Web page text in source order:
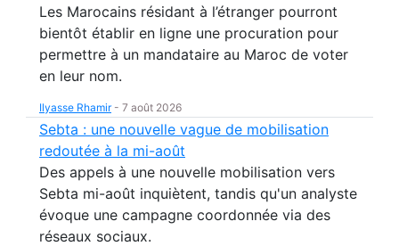
Les Marocains résidant à l’étranger pourront
bientôt établir en ligne une procuration pour
permettre à un mandataire au Maroc de voter
en leur nom.
Ilyasse Rhamir- 7 août 2026
Sebta : une nouvelle vague de mobilisation
redoutée à la mi-août
Des appels à une nouvelle mobilisation vers
Sebta mi-août inquiètent, tandis qu'un analyste
évoque une campagne coordonnée via des
réseaux sociaux.